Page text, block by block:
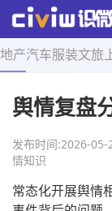
地产汽车服装文旅
首页 > 舆情知识 >
舆情复盘
发布时间:2026-05-
情知识
常态化开展舆情